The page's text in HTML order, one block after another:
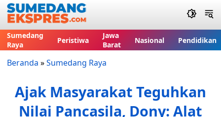
Sumedang
Raya
Peristiwa
Jawa
Barat
Nasional Pendidikan
Beranda »Sumedang Raya
Ajak Masyarakat Teguhkan
Nilai Pancasila, Dony: Alat